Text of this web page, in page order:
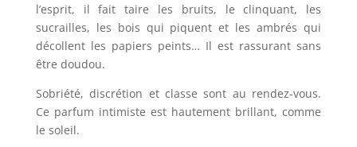
l’esprit, il fait taire les bruits, le clinquant, les
sucrailles, les bois qui piquent et les ambrés qui
décollent les papiers peints… Il est rassurant sans
être doudou.
Sobriété, discrétion et classe sont au rendez-vous.
Ce parfum intimiste est hautement brillant, comme
le soleil.